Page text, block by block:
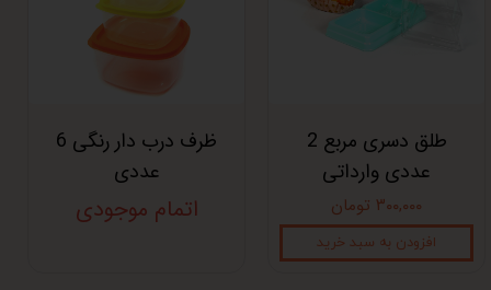
کاربری
طلق دسری مربع 2
عددی وارداتی
۳۰۰,۰۰۰ تومان
افزودن به سبد خرید
ظرف درب دار رنگی 6
عددی
اتمام موجودی